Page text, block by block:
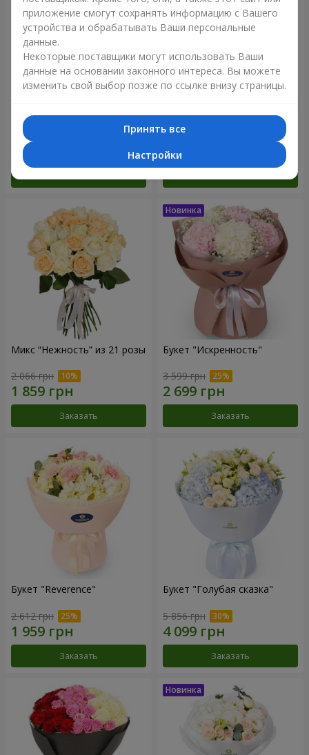
3 656 грн 6 152 грн
Микс “Нежность” из 21 розы
2 066 грн
Заказать
Букет "Искренность"
3 599 грн
Заказать
Букет "Reverence"
2 612 грн
Заказать
Букет "Голубая сказка"
5 856 грн
Заказать
приложение смогут сохранять информацию с Вашего
устройства и обрабатывать Ваши персональные
данные.
Некоторые поставщики могут использовать Ваши
данные на основании законного интереса. Вы можете
изменить свой выбор позже по ссылке внизу страницы.
Принять все
Настройки